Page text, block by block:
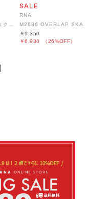
RNA
￥6,930 （26%OFF）
￥9,350